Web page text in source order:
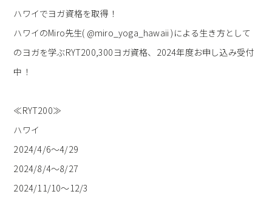
ハワイでヨガ資格を取得！
ハワイのMiro先生( @miro_yoga_hawaii )による生き方として
のヨガを学ぶRYT200,300ヨガ資格、2024年度お申し込み受付
中！
≪RYT200≫
ハワイ
2024/4/6～4/29
2024/8/4～8/27
2024/11/10～12/3